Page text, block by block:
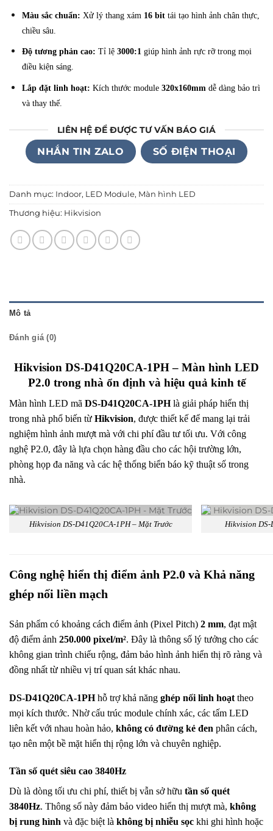
Màu sắc chuẩn: Xử lý thang xám 16 bittái tạo hình ảnh chân thực,
chiều sâu.
Độ tương phản cao: Tỉ lệ 3000:1giúp hình ảnh rực rỡ trong mọi
điều kiện sáng.
Lắp đặt linh hoạt: Kích thước module 320x160mm dễ dàng bảo trì
và thay thế.
LIÊN HỆ ĐỂ ĐƯỢC TƯ VẤN BÁO GIÁ
NHẮN TIN ZALO SỐ ĐIỆN THOẠI
Danh mục: Indoor, LED Module, Màn hình LED
Thương hiệu: Hikvision
Mô tả
Đánh giá (0)
Hikvision DS-D41Q20CA-1PH – Màn hình LED
P2.0 trong nhà ổn định và hiệu quả kinh tế
Màn hình LED mã DS-D41Q20CA-1PHlà giải pháp hiển thị
trong nhà phổ biến từ Hikvision, được thiết kế để mang lại trải
nghiệm hình ảnh mượt mà với chi phí đầu tư tối ưu. Với công
nghệ P2.0, đây là lựa chọn hàng đầu cho các hội trường lớn,
phòng họp đa năng và các hệ thống biển báo kỹ thuật số trong
nhà.
Hikvision DS-D41Q20CA-1PH – Mặt Trước Hikvision DS-
Công nghệ hiển thị điểm ảnh P2.0 và Khả năng
ghép nối liền mạch
Sản phẩm có khoảng cách điểm ảnh (Pixel Pitch) 2 mm, đạt mật
độ điểm ảnh 250.000 pixel/m². Đây là thông số lý tưởng cho các
không gian trình chiếu rộng, đảm bảo hình ảnh hiển thị rõ ràng và
đồng nhất từ nhiều vị trí quan sát khác nhau.
DS-D41Q20CA-1PHhỗ trợ khả năng ghép nối linh hoạt theo
mọi kích thước. Nhờ cấu trúc module chính xác, các tấm LED
liên kết với nhau hoàn hảo, không có đường kẻ đen phân cách,
tạo nên một bề mặt hiển thị rộng lớn và chuyên nghiệp.
Tần số quét siêu cao 3840Hz
Dù là dòng tối ưu chi phí, thiết bị vẫn sở hữu tần số quét
3840Hz. Thông số này đảm bảo video hiển thị mượt mà, không
bị rung hình và đặc biệt là không bị nhiễu sọc khi ghi hình hoặc